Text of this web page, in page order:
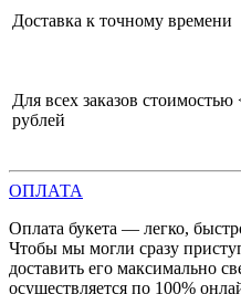
Доставка к точному времени
Для всех заказов стоимостью
рублей
ОПЛАТА
Оплата букета — легко,
Чтобы мы могли сразу
доставить его максимально
осуществляется по 100%